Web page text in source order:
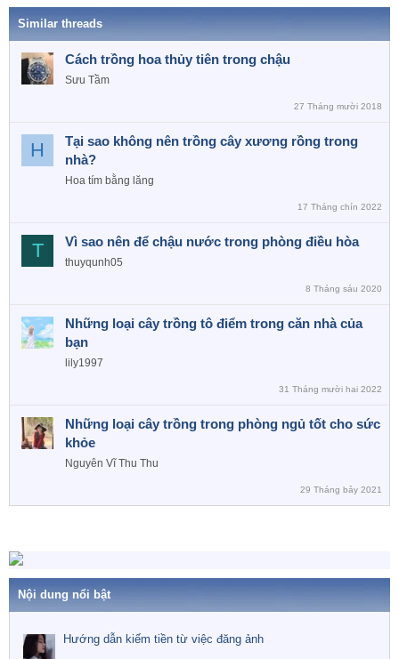
i
o
n
s
Similar threads
Cách trồng hoa thủy tiên trong chậu
Sưu Tầm
27 Tháng mười 2018
H
Tại sao không nên trồng cây xương rồng trong
nhà?
Hoa tím bằng lăng
17 Tháng chín 2022
T Vì sao nên để chậu nước trong phòng điều hòa
thuyqunh05
8 Tháng sáu 2020
Những loại cây trồng tô điểm trong căn nhà của
bạn
lily1997
31 Tháng mười hai 2022
Những loại cây trồng trong phòng ngủ tốt cho sức
khỏe
Nguyên Vĩ Thu Thu
29 Tháng bảy 2021
Nội dung nổi bật
Hướng dẫn kiếm tiền từ việc đăng ảnh